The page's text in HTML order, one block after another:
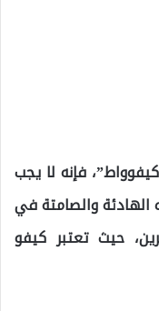
فإنه لا يجب
الهادئة والصامتة في
حيث تعتبر كيفو